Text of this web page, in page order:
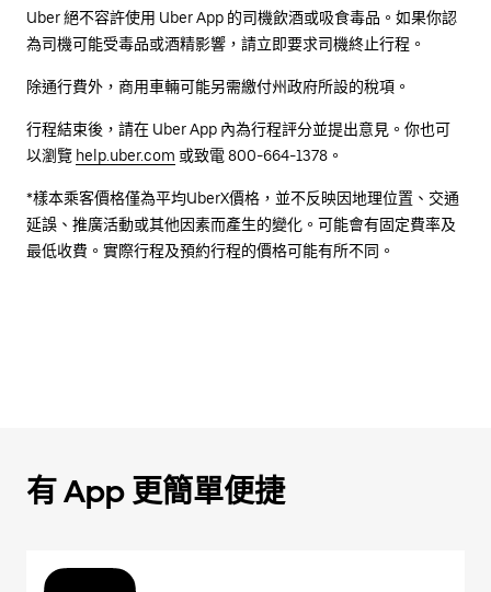
Uber 絕不容許使用 Uber App 的司機飲酒或吸食毒品。如果你認
為司機可能受毒品或酒精影響，請立即要求司機終止行程。
除通行費外，商用車輛可能另需繳付州政府所設的稅項。
行程結束後，請在 Uber App 內為行程評分並提出意見。你也可
以瀏覽 help.uber.com 或致電 800-664-1378。
*樣本乘客價格僅為平均UberX價格，並不反映因地理位置、交通
延誤、推廣活動或其他因素而產生的變化。可能會有固定費率及
最低收費。實際行程及預約行程的價格可能有所不同。
有 App 更簡單便捷